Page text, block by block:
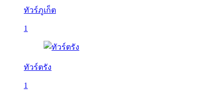
ทัวร์ภูเก็ต
1
ทัวร์ตรัง
1